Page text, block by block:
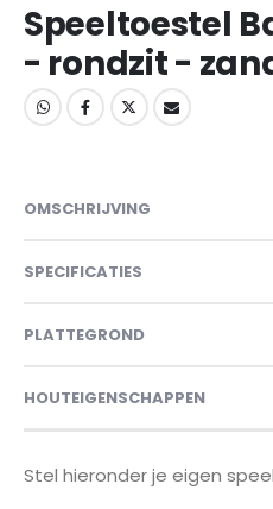
begin
van
afbeeldingen-
gallerij
Speeltoestel
- rondzit -
OMSCHRIJVING
SPECIFICATIES
PLATTEGROND
HOUTEIGENSCHAPPEN
Stel hieronder je eigen